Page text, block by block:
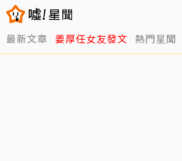
最新文章 姜厚任女友發文 熱門星聞